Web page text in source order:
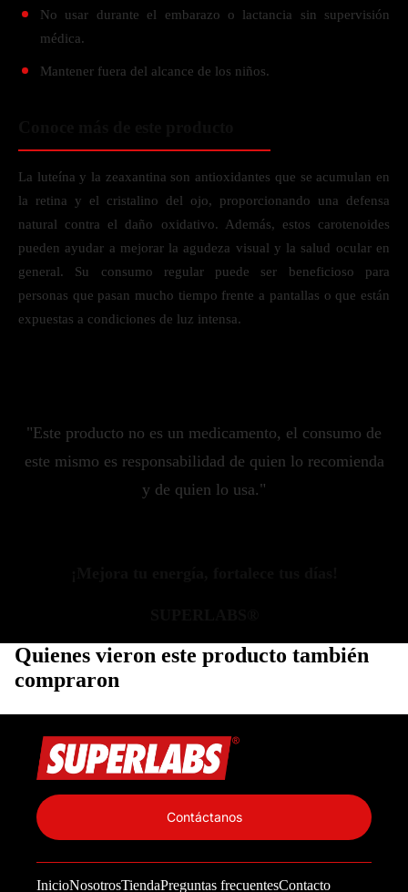
No usar durante el embarazo o lactancia sin supervisión
médica.
Mantener fuera del alcance de los niños.
La luteína y la zeaxantina son antioxidantes que se acumulan en
la retina y el cristalino del ojo, proporcionando una defensa
natural contra el daño oxidativo. Además, estos carotenoides
pueden ayudar a mejorar la agudeza visual y la salud ocular en
general. Su consumo regular puede ser beneficioso para
personas que pasan mucho tiempo frente a pantallas o que están
expuestas a condiciones de luz intensa.
"Este producto no es un medicamento, el consumo de
este mismo es responsabilidad de quien lo recomienda
y de quien lo usa."
Quienes vieron este producto también
compraron
InicioNosotrosTiendaPreguntas frecuentesContacto
Contáctanos
Información de contacto
Política de reembolso
Términos del servicio